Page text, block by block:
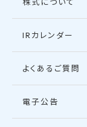
IRカレンダー
よくあるご質問
電子公告